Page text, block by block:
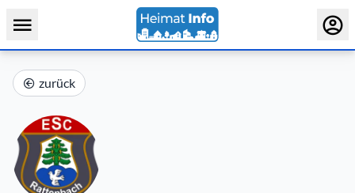
zurück